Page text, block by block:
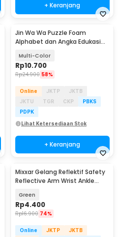
+ Keranjang
Jin Wa Wa Puzzle Foam
Alphabet dan Angka Edukasi
Multi-Color
Rp10.700
Rp24.900 58%
Online JKTP
JKTB
JKTU
TGR CKP
PBKS
PDPK
Lihat Ketersediaan Stok
+ Keranjang
Mixxar Gelang Reflektif Safety
Reflective Arm Wrist Ankle
Green
Rp4.400
Rp16.900 74%
Online JKTP
JKTB